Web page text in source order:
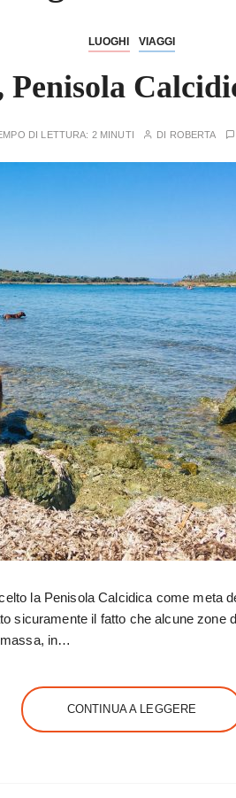
LUOGHI VIAGGI
Penisola
DI LETTURA: 2 MINUTI DI ROBERTA
la Penisola Calcidica come meta
sicuramente il fatto che alcune zone
massa, in…
CONTINUA A LEGGERE